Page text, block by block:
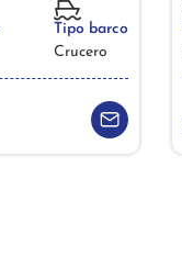
Tipo barco
Crucero